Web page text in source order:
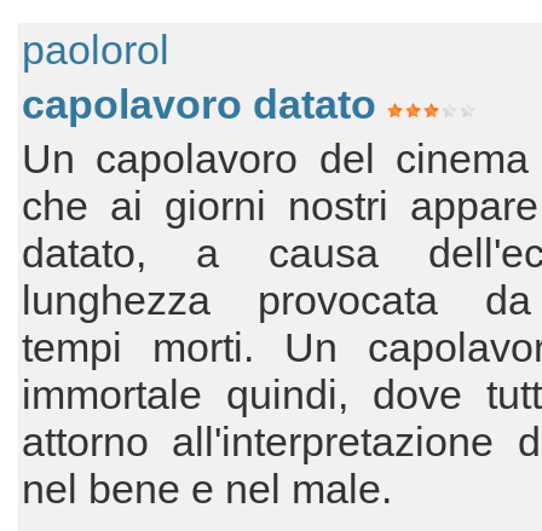
paolorol
capolavoro datato
Un capolavoro del
che ai giorni nostri
datato, a causa
lunghezza provocata
tempi morti. Un
immortale quindi, dove
attorno all'interpretazione
nel bene e nel male.